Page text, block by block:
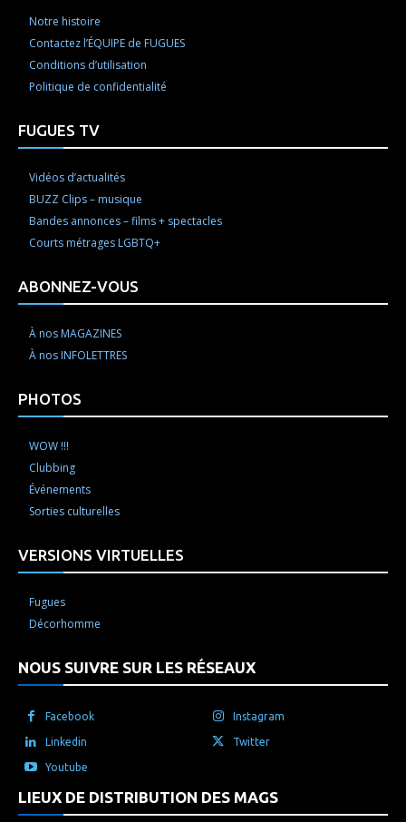
Notre histoire
Contactez l’ÉQUIPE de FUGUES
Conditions d’utilisation
Politique de confidentialité
FUGUES TV
Vidéos d’actualités
BUZZ Clips – musique
Bandes annonces – films + spectacles
Courts métrages LGBTQ+
ABONNEZ-VOUS
À nos MAGAZINES
À nos INFOLETTRES
PHOTOS
WOW !!!
Clubbing
Événements
Sorties culturelles
VERSIONS VIRTUELLES
Fugues
Décorhomme
NOUS SUIVRE SUR LES RÉSEAUX
Facebook Instagram
Linkedin Twitter
Youtube
LIEUX DE DISTRIBUTION DES MAGS